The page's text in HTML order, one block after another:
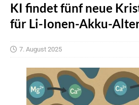
KI findet fünf neue
für Li-Ionen-Akku-
7. August 2025